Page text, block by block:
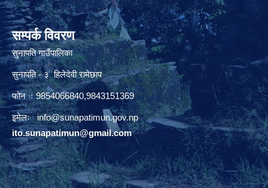
सम्पर्क विवरण
सुनापति गाउँपालिका
सुनापति - ३ हिलेदेवी रामेछाप
फोन ः 9854066840,9843151369
इमेलः info@sunapatimun.gov.np
ito.sunapatimun@gmail.com